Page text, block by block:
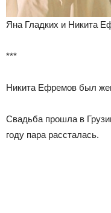
Яна Гладких и Никита
***
Никита Ефремов был
Свадьба прошла в
году пара рассталась.